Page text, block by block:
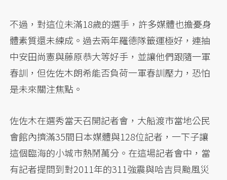
不過，對這位未滿18歲的選手，許多媒體也擔憂身
體素質還未練成。過去兩年羅德隊籤運極好，連抽
中安田尚憲與藤原恭大等好手，並讓他們跟隨一軍
春訓，但佐佐木朗希能否負荷一軍春訓壓力，恐怕
是未來關注焦點。
佐佐木在選秀當天召開記者會，大船渡市當地公民
會館內擠滿35間日本媒體與128位記者，一下子讓
這個臨海的小城市熱鬧萬分。在這場記者會中，當
有記者提問到對2011年的311強震與哈吉貝颱風災